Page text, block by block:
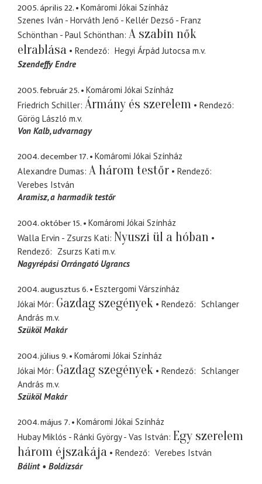
2005. április 22.
Komáromi Jókai Színház
Szenes Iván - Horváth Jenő - Kellér Dezső - Franz
Schönthan - Paul Schönthan A szabin nők
elrablása
Rendező Hegyi Árpád Jutocsa m.v.
Szendeffy Endre
2005. február 25.
Komáromi Jókai Színház
Friedrich Schiller Ármány és szerelem
Rendező
Görög László m.v.
Von Kalb udvarnagy
2004. december 17.
Komáromi Jókai Színház
Alexandre Dumas A három testőr
Rendező
Verebes István
Aramisz a harmadik testőr
2004. október 15.
Komáromi Jókai Színház
Walla Ervin - Zsurzs Kati Nyuszi ül a hóban
Rendező Zsurzs Kati m.v.
Nagyrépási Orrángató Ugrancs
2004. augusztus 6.
Esztergomi Várszínház
Jókai Mór Gazdag szegények Rendező
Schlanger
András m.v.
Szüköl Makár
2004. július 9.
Komáromi Jókai Színház
Jókai Mór Gazdag szegények Rendező
Schlanger
András m.v.
Szüköl Makár
2004. május 7.
Komáromi Jókai Színház
Hubay Miklós - Ránki György - Vas István Egy szerelem
három éjszakája
Rendező
Verebes István
Bálint
Boldizsár